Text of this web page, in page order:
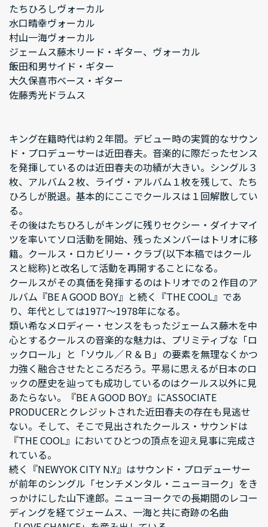
たちひろしヴォーカル
水口晴幸ヴォーカル
村山一海ヴォーカル
ジェームス藤木リード・ギター、ヴォーカル
飯田和男サイド・ギター
大久保喜市ベース・ギター
佐藤秀光ドラムス
キング在籍時代は約２年間。デビュー時の実質的なサウン
ド・プロデューサーは近田春夫。音楽的に際だったセンス
を発揮しているのは近田春夫の功績が大きい。シングル３
枚、アルバム２枚、ライヴ・アルバム１枚を残して、たち
ひろしが脱退。基本的にここでクールスは１回解散してい
る。
その後はたちひろしがキングに残りセクシー・ダイナマイ
ツを率いてソロ活動を開始、残ったメンバーはトリオに移
籍。クールス・ロカビリー・クラブ(以下本稿ではクール
スと総称)と改名して活動を再開することになる。
クールスがその真価を発揮するのはトリオでの２作目のア
ルバム『BE A GOOD BOY』と続く『THE COOL』であ
り、年代としては1977～1978年になる。
類い希なメロディー・センスをもったジェームス藤木を中
心とするクールスの音楽的な魅力は、プリミティブな「ロ
ックロール」と「ソウル／Ｒ＆Ｂ」の要素を無理なくかつ
力強く融合させたところだろう。平易に思えるが日本のロ
ックの歴史を辿っても成功しているのはクールス以外に見
あたらない。『BE A GOOD BOY』にASSOCIATE
PRODUCERとクレジットされた近田春夫の存在も見逃せ
ない。そして、そこで見出されたクールス・サウンドは
『THE COOL』においてひとつの頂点を迎え見事に完成さ
れている。
続く『NEWYOK CITY N.Y』はサウンド・プロデューサー
が前年のシングル「センチメンタル・ニューヨーク」をき
っかけにした山下達郎。ニューヨークでの長期間のレコー
ディングを経てジェームス、一海と共に奇跡の名曲